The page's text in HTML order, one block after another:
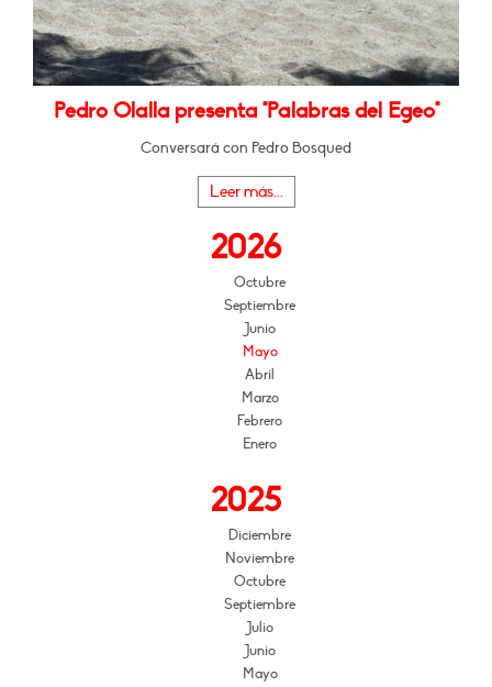
Pedro Olalla presenta "Palabras del Egeo"
Conversará con Pedro Bosqued
Leer más...
2026
Octubre
Septiembre
Junio
Mayo
Abril
Marzo
Febrero
Enero
2025
Diciembre
Noviembre
Octubre
Septiembre
Julio
Junio
Mayo